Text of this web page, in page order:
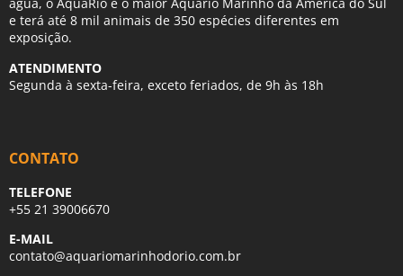
água, o AquaRio é o maior Aquário Marinho da América do Sul
e terá até 8 mil animais de 350 espécies diferentes em
exposição.
ATENDIMENTO
Segunda à sexta-feira, exceto feriados, de 9h às 18h
CONTATO
TELEFONE
+55 21 39006670
E-MAIL
contato@aquariomarinhodorio.com.br